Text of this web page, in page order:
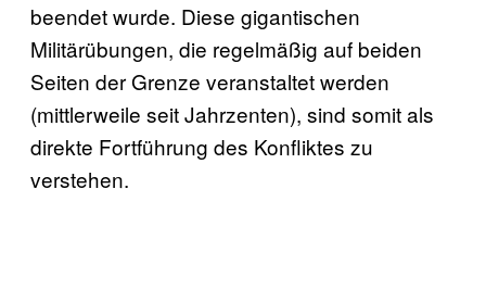
beendet wurde. Diese gigantischen
Militärübungen, die regelmäßig auf beiden
Seiten der Grenze veranstaltet werden
(mittlerweile seit Jahrzenten), sind somit als
direkte Fortführung des Konfliktes zu
verstehen.